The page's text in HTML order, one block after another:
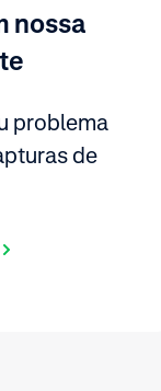
nossa
problema
de